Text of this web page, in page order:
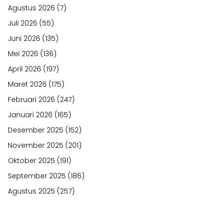
Agustus 2026 (7)
Juli 2026 (55)
Juni 2026 (135)
Mei 2026 (136)
April 2026 (197)
Maret 2026 (175)
Februari 2026 (247)
Januari 2026 (165)
Desember 2025 (152)
November 2025 (201)
Oktober 2025 (191)
September 2025 (186)
Agustus 2025 (257)